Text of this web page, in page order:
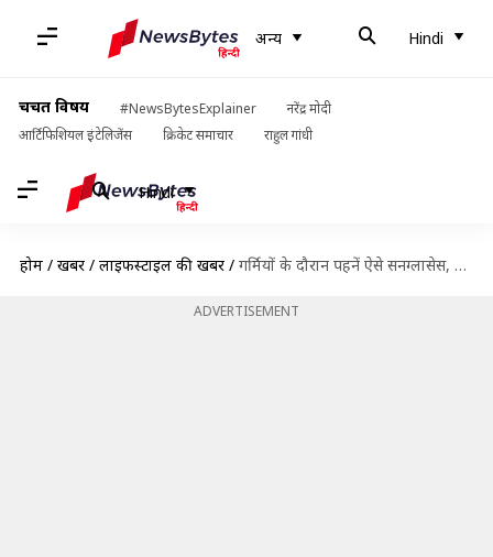
अन्य Hindi
चर्चित विषय #NewsBytesExplainer
नरेंद्र मोदी
आर्टिफिशियल इंटेलिजेंस
क्रिकेट समाचार राहुल गांधी
Hindi
होम / खबरें / लाइफस्टाइल की खबरें / गर्मियों के दौरान पहनें ऐसे सनग्लासेस, दिखेंगी बेहद आकर्षक
ADVERTISEMENT